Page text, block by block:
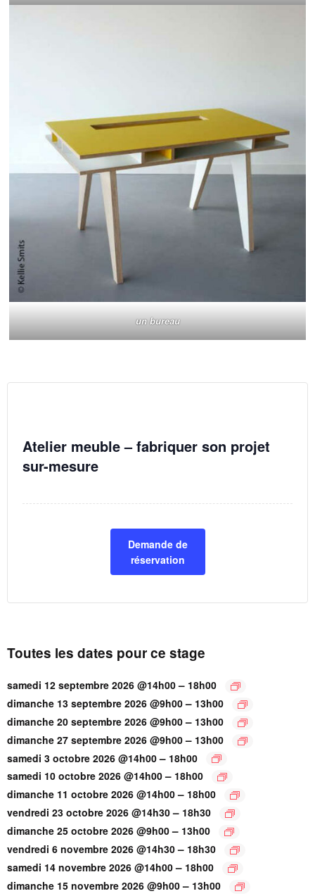
un bureau
Atelier meuble – fabriquer son projet
sur-mesure
Demande de
réservation
Toutes les dates pour ce stage
samedi 12 septembre 2026 @14h00– 18h00
dimanche 13 septembre 2026 @9h00– 13h00
dimanche 20 septembre 2026 @9h00– 13h00
dimanche 27 septembre 2026 @9h00– 13h00
samedi 3 octobre 2026 @14h00– 18h00
samedi 10 octobre 2026 @14h00– 18h00
dimanche 11 octobre 2026 @14h00– 18h00
vendredi 23 octobre 2026 @14h30– 18h30
dimanche 25 octobre 2026 @9h00– 13h00
vendredi 6 novembre 2026 @14h30– 18h30
samedi 14 novembre 2026 @14h00– 18h00
dimanche 15 novembre 2026 @9h00– 13h00